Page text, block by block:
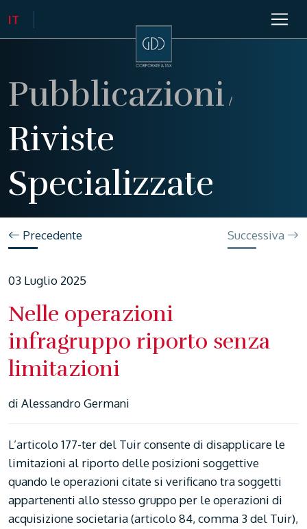
Pubblicazioni /
Riviste
Specializzate
Precedente Successiva
03 Luglio 2025
Nelle operazioni
infragruppo riporto senza
limitazioni
di Alessandro Germani
L’articolo 177-ter del Tuir consente di disapplicare le
limitazioni al riporto delle posizioni soggettive
quando le operazioni citate si verificano tra soggetti
appartenenti allo stesso gruppo per le operazioni di
acquisizione societaria (articolo 84, comma 3 del Tuir),